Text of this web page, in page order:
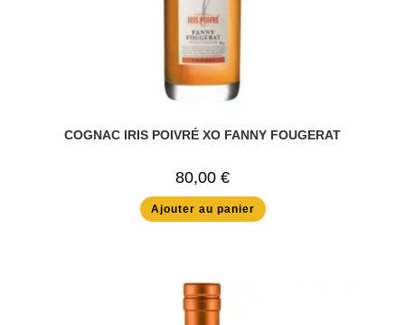
COGNAC IRIS POIVRÉ XO FANNY FOUGERAT
80,00 €
Ajouter au panier